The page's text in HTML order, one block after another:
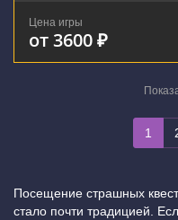
Цена игры
от 3600 ₽
1
Посещение страшных
стало почти традицией.